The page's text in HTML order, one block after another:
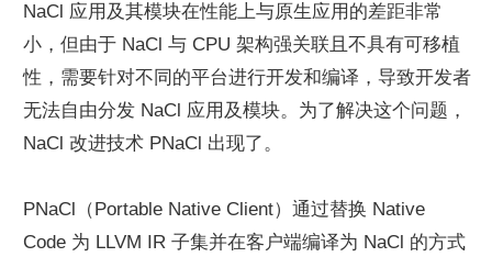
NaCl 应用及其模块在性能上与原生应用的差距非常
小，但由于 NaCl 与 CPU 架构强关联且不具有可移植
性，需要针对不同的平台进行开发和编译，导致开发者
无法自由分发 NaCl 应用及模块。为了解决这个问题，
NaCl 改进技术 PNaCl 出现了。
PNaCl（Portable Native Client）通过替换 Native
Code 为 LLVM IR 子集并在客户端编译为 NaCl 的方式